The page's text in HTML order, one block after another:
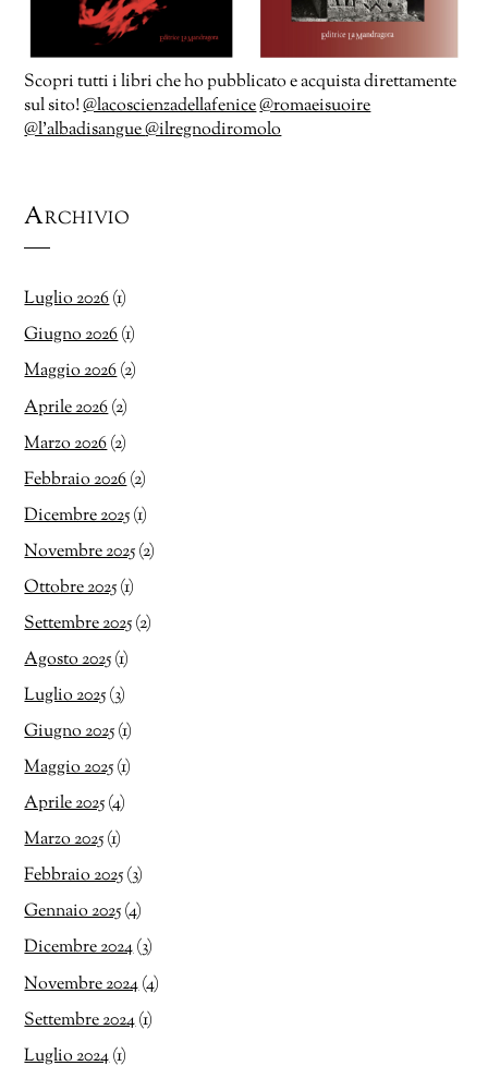
Scopri tutti i libri che ho pubblicato e acquista direttamente
sul sito!@lacoscienzadellafenice@romaeisuoire
@l’albadisangue@ilregnodiromolo
Archivio
Luglio 2026(1)
Giugno 2026(1)
Maggio 2026(2)
Aprile 2026(2)
Marzo 2026(2)
Febbraio 2026(2)
Dicembre 2025(1)
Novembre 2025(2)
Ottobre 2025(1)
Settembre 2025(2)
Agosto 2025(1)
Luglio 2025(3)
Giugno 2025(1)
Maggio 2025(1)
Aprile 2025(4)
Marzo 2025(1)
Febbraio 2025(3)
Gennaio 2025(4)
Dicembre 2024(3)
Novembre 2024(4)
Settembre 2024(1)
Luglio 2024(1)